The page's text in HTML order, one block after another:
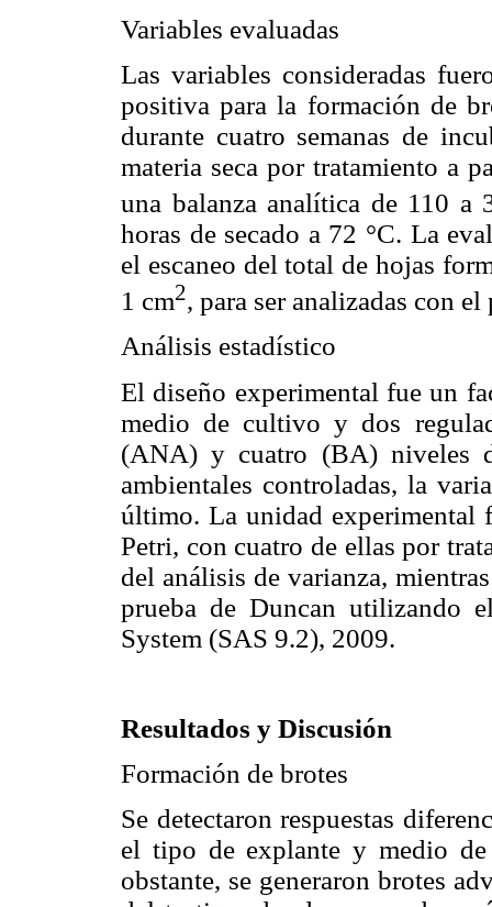
Variables evaluadas
Las variables consideradas
positiva para la formación de
durante cuatro semanas de
materia seca por tratamiento a
una balanza analítica de 110 a
horas de secado a 72 °C. La
el escaneo del total de hojas
1 cm2, para ser analizadas con
Análisis estadístico
El diseño experimental fue un
medio de cultivo y dos
(ANA) y cuatro (BA) niveles
ambientales controladas, la
último. La unidad experimental
Petri, con cuatro de ellas por
del análisis de varianza,
prueba de Duncan utilizando
System (SAS 9.2), 2009.
Resultados y Discusión
Formación de brotes
Se detectaron respuestas
el tipo de explante y medio de
obstante, se generaron brotes